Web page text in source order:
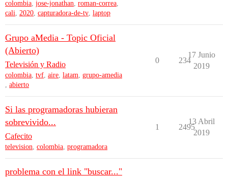
colombia, jose-jonathan, roman-correa,
cali, 2020, capturadora-de-tv, laptop
Grupo aMedia - Topic Oficial
(Abierto)
Televisión y Radio
colombia, tvf, aire, latam, grupo-amedia
, abierto
0 234
17 Junio
2019
Si las programadoras hubieran
sobrevivido...
Cafecito
television, colombia, programadora
1 2495
13 Abril
2019
problema con el link "buscar..."